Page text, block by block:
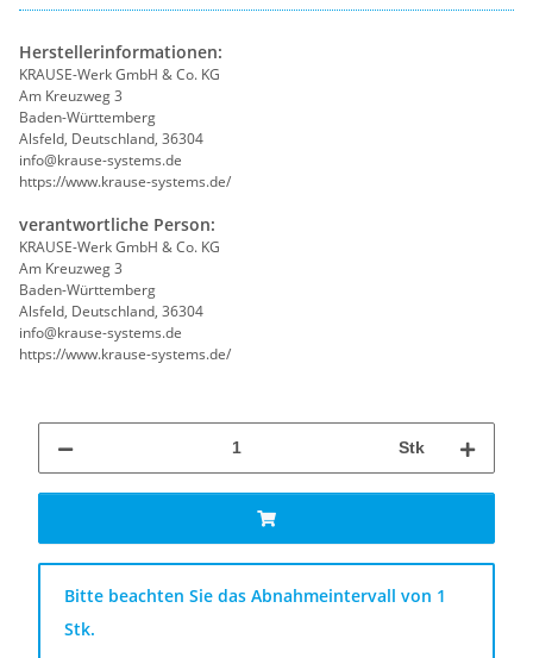
Herstellerinformationen:
KRAUSE-Werk GmbH & Co. KG
Am Kreuzweg 3
Baden-Württemberg
Alsfeld, Deutschland, 36304
info@krause-systems.de
https://www.krause-systems.de/
verantwortliche Person:
KRAUSE-Werk GmbH & Co. KG
Am Kreuzweg 3
Baden-Württemberg
Alsfeld, Deutschland, 36304
info@krause-systems.de
https://www.krause-systems.de/
Stk
x
Bitte beachten Sie das Abnahmeintervall von 1
Stk.